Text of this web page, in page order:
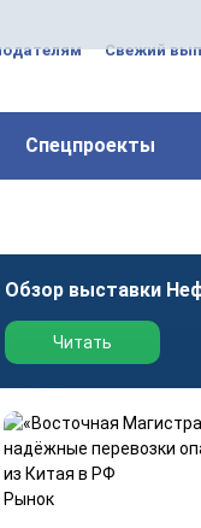
нефтегазовых,
Свежий
Спецпроекты
Обзор выставки
Читать
Рынок